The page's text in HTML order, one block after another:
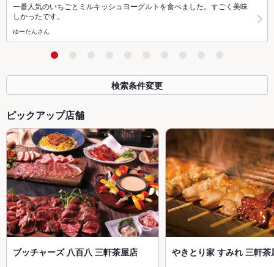
一番人気のいちごとミルキッシュヨーグルトを食べました。すごく美味
しかったです。
ゆーたんさん
検索条件変更
ピックアップ店舗
ブッチャーズ 八百八 三軒茶屋店 やきとり家 すみれ 三軒茶